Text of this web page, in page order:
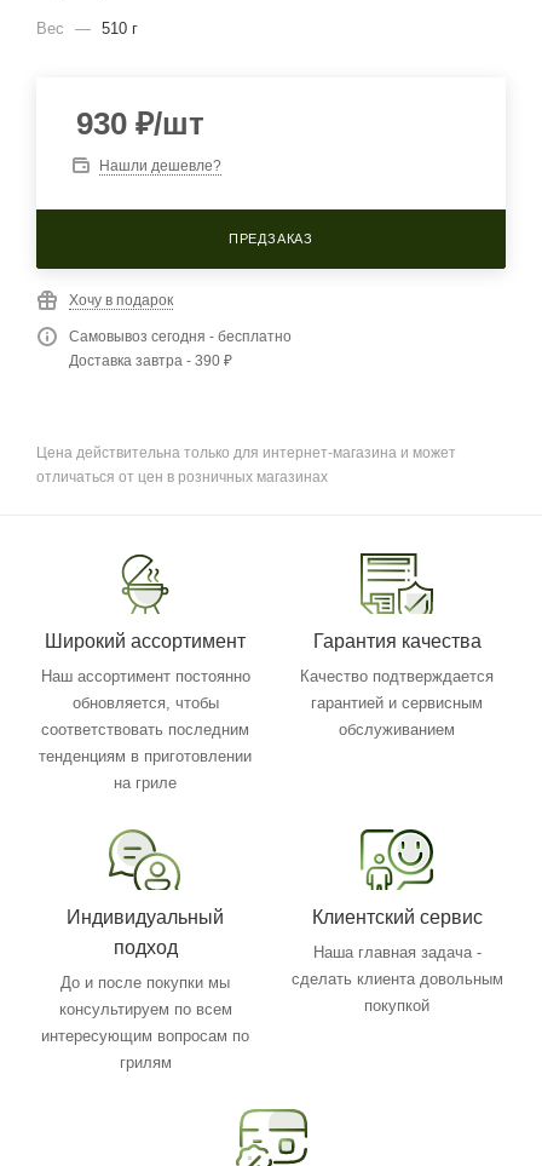
Вес — 510 г
930 ₽/шт
Нашли дешевле?
ПРЕДЗАКАЗ
Хочу в подарок
Самовывоз сегодня - бесплатно
Доставка завтра - 390 ₽
Цена действительна только для интернет-магазина и может
отличаться от цен в розничных магазинах
Широкий ассортимент
Наш ассортимент постоянно
обновляется, чтобы
соответствовать последним
тенденциям в приготовлении
на гриле
Гарантия качества
Качество подтверждается
гарантией и сервисным
обслуживанием
Индивидуальный
подход
До и после покупки мы
консультируем по всем
интересующим вопросам по
грилям
Клиентский сервис
Наша главная задача -
сделать клиента довольным
покупкой